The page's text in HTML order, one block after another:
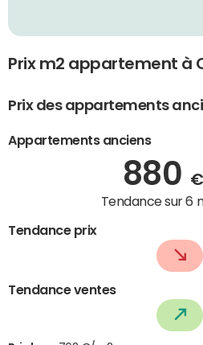
Prix m2 appartement à
Prix des appartements
Appartements anciens
880
Tendance sur 6
Tendance prix
Tendance ventes